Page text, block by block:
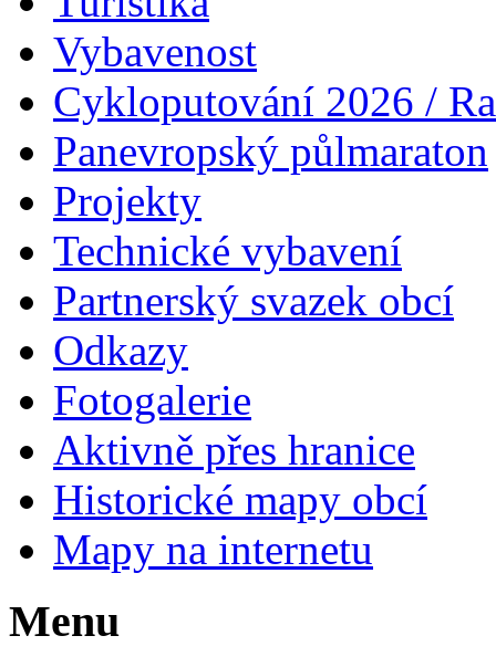
Vybavenost
Cykloputování 2026 /
Panevropský půlmaraton
Projekty
Technické vybavení
Partnerský svazek obcí
Odkazy
Fotogalerie
Aktivně přes hranice
Historické mapy obcí
Mapy na internetu
Menu